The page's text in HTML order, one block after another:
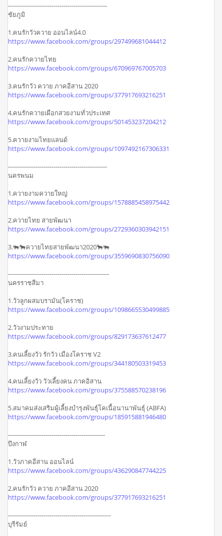
--------------------------------------------------
ชัยภูมิ
1.คนรักวัวควาย ออนไลน์4.0
https://www.facebook.com/groups/297499681044412
2.คนรักควายไทย
https://www.facebook.com/groups/670969767005703
3.คนรักวัว ควาย ภาคอีสาน 2020
https://www.facebook.com/groups/377917693216251
4.คนรักควายเผือกสวยงามทั่วประเทศ
https://www.facebook.com/groups/501453237204212
5.ควายงามไทยแลนด์
https://www.facebook.com/groups/1097492167306331
--------------------------------------------------
นครพนม
1.ควายงามควายใหญ่
https://www.facebook.com/groups/1578885458975442
2.ควายไทย สายพัฒนา
https://www.facebook.com/groups/2729360303942151
3.🐃🐂ควายไทยสายพัฒนา2020🐂🐃
https://www.facebook.com/groups/3559690830756090
---------------------------------------------------
นครราชสีมา
1.วัวลูกผสมบรามัน(โคราช)
https://www.facebook.com/groups/1098665530499885
2.วัวงามประทาย
https://www.facebook.com/groups/829173637612477
3.คนเลี้ยงวัว รักวัว เมืองโคราช V2
https://www.facebook.com/groups/344180503319453
4.คนเลี้ยงวัว วัวเลี้ยงคน ภาคอิสาน
https://www.facebook.com/groups/375588570238196
5.สมาคมส่งเสริมผู้เลี้ยงบำรุงพันธุ์โคเนื้อนานาพันธุ์ (ABFA)
https://www.facebook.com/groups/185915881946480
-------------------------------------------------
บึงกาฬ
1.วัวภาคอีสาน ออนไลน์
https://www.facebook.com/groups/436290847744225
2.คนรักวัว ควาย ภาคอีสาน 2020
https://www.facebook.com/groups/377917693216251
----------------------------------------------------
บุรีรัมย์